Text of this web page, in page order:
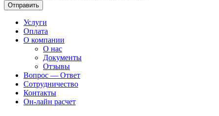
Отправить
Услуги
Оплата
О компании
О нас
Документы
Отзывы
Вопрос — Ответ
Сотрудничество
Контакты
Он-лайн расчет